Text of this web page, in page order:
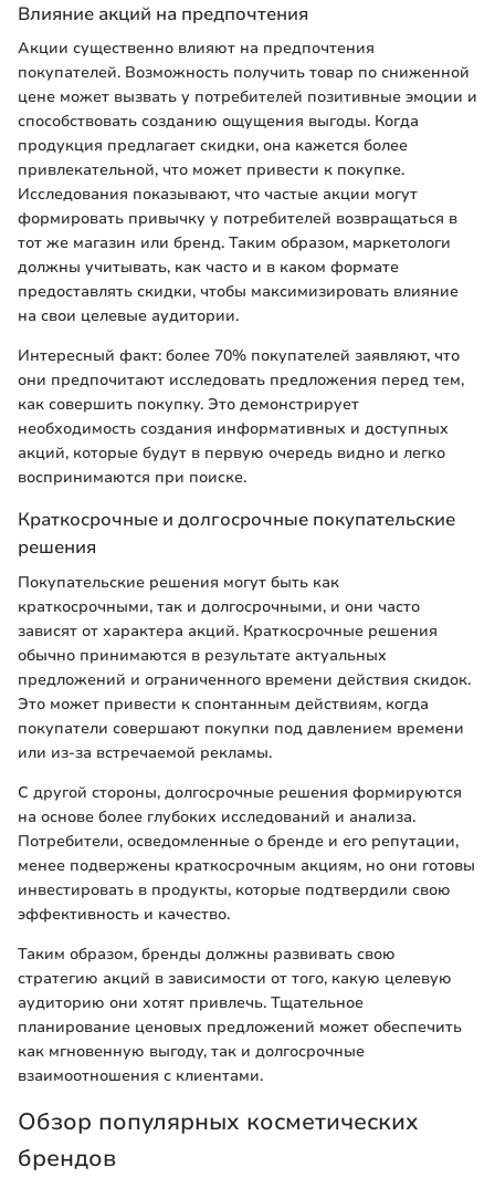
Влияние акций на предпочтения
Акции существенно влияют на предпочтения
покупателей. Возможность получить товар по сниженной
цене может вызвать у потребителей позитивные эмоции и
способствовать созданию ощущения выгоды. Когда
продукция предлагает скидки, она кажется более
привлекательной, что может привести к покупке.
Исследования показывают, что частые акции могут
формировать привычку у потребителей возвращаться в
тот же магазин или бренд. Таким образом, маркетологи
должны учитывать, как часто и в каком формате
предоставлять скидки, чтобы максимизировать влияние
на свои целевые аудитории.
Интересный факт: более 70% покупателей заявляют, что
они предпочитают исследовать предложения перед тем,
как совершить покупку. Это демонстрирует
необходимость создания информативных и доступных
акций, которые будут в первую очередь видно и легко
воспринимаются при поиске.
Краткосрочные и долгосрочные покупательские
решения
Покупательские решения могут быть как
краткосрочными, так и долгосрочными, и они часто
зависят от характера акций. Краткосрочные решения
обычно принимаются в результате актуальных
предложений и ограниченного времени действия скидок.
Это может привести к спонтанным действиям, когда
покупатели совершают покупки под давлением времени
или из-за встречаемой рекламы.
С другой стороны, долгосрочные решения формируются
на основе более глубоких исследований и анализа.
Потребители, осведомленные о бренде и его репутации,
менее подвержены краткосрочным акциям, но они готовы
инвестировать в продукты, которые подтвердили свою
эффективность и качество.
Таким образом, бренды должны развивать свою
стратегию акций в зависимости от того, какую целевую
аудиторию они хотят привлечь. Тщательное
планирование ценовых предложений может обеспечить
как мгновенную выгоду, так и долгосрочные
взаимоотношения с клиентами.
Обзор популярных косметических
брендов